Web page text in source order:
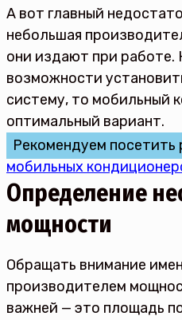
А вот главный
небольшая
они издают при работе.
возможности
систему, то мобильный
оптимальный вариант.
Рекомендуем посетить
мобильных
Определение
мощности
Обращать внимание
производителем
важней — это площадь